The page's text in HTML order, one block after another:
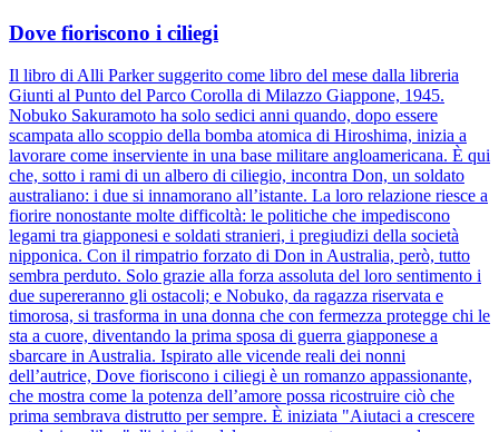
Dove fioriscono i ciliegi
Il libro di Alli Parker suggerito come libro del mese dalla libreria
Giunti al Punto del Parco Corolla di Milazzo Giappone, 1945.
Nobuko Sakuramoto ha solo sedici anni quando, dopo essere
scampata allo scoppio della bomba atomica di Hiroshima, inizia a
lavorare come inserviente in una base militare angloamericana. È qui
che, sotto i rami di un albero di ciliegio, incontra Don, un soldato
australiano: i due si innamorano all’istante. La loro relazione riesce a
fiorire nonostante molte difficoltà: le politiche che impediscono
legami tra giapponesi e soldati stranieri, i pregiudizi della società
nipponica. Con il rimpatrio forzato di Don in Australia, però, tutto
sembra perduto. Solo grazie alla forza assoluta del loro sentimento i
due supereranno gli ostacoli; e Nobuko, da ragazza riservata e
timorosa, si trasforma in una donna che con fermezza protegge chi le
sta a cuore, diventando la prima sposa di guerra giapponese a
sbarcare in Australia. Ispirato alle vicende reali dei nonni
dell’autrice, Dove fioriscono i ciliegi è un romanzo appassionante,
che mostra come la potenza dell’amore possa ricostruire ciò che
prima sembrava distrutto per sempre. È iniziata "Aiutaci a crescere